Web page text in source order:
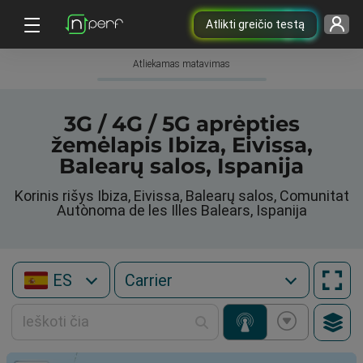
Atlikti greičio testą
Atliekamas matavimas
3G / 4G / 5G aprėpties
žemėlapis Ibiza, Eivissa,
Balearų salos, Ispanija
Korinis rišys Ibiza, Eivissa, Balearų salos, Comunitat
Autònoma de les Illes Balears, Ispanija
ES